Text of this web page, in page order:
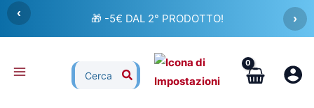
Vai
contenuto
‹ 🎁 -5€ DAL 2° PRODOTTO! ›
Ricerca
per: